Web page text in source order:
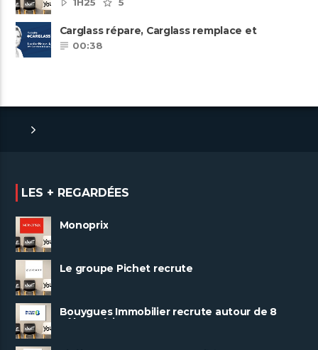
1H25 5
Carglass répare, Carglass remplace et
Carglass embauche également.
00:38
LES + REGARDÉES
Monoprix
Le groupe Pichet recrute
Bouygues Immobilier recrute autour de 8
pôles métiers